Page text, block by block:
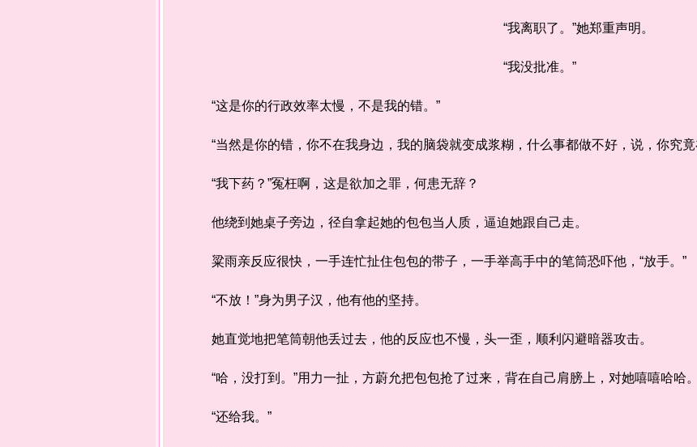
“我离职了。”她郑重声明。
“我没批准。”
“这是你的行政效率太慢，不是我的错。”
“当然是你的错，你不在我身边，我的脑袋就变成浆糊，什么事都做不好，说，你究竟
“我下药？”冤枉啊，这是欲加之罪，何患无辞？
他绕到她桌子旁边，径自拿起她的包包当人质，逼迫她跟自己走。
粱雨亲反应很快，一手连忙扯住包包的带子，一手举高手中的笔筒恐吓他，“放手。”
“不放！”身为男子汉，他有他的坚持。
她直觉地把笔筒朝他丢过去，他的反应也不慢，头一歪，顺利闪避暗器攻击。
“哈，没打到。”用力一扯，方蔚允把包包抢了过来，背在自己肩膀上，对她嘻嘻哈哈。
“还给我。”